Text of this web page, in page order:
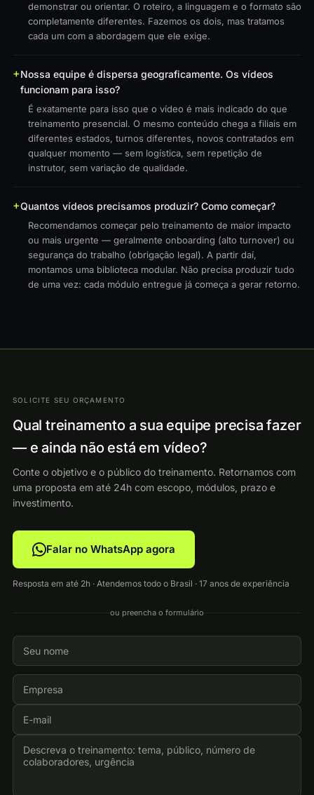
demonstrar ou orientar. O roteiro, a linguagem e o formato são
completamente diferentes. Fazemos os dois, mas tratamos
cada um com a abordagem que ele exige.
Nossa equipe é dispersa geograficamente. Os vídeos
funcionam para isso?
É exatamente para isso que o vídeo é mais indicado do que
treinamento presencial. O mesmo conteúdo chega a filiais em
diferentes estados, turnos diferentes, novos contratados em
qualquer momento — sem logística, sem repetição de
instrutor, sem variação de qualidade.
Quantos vídeos precisamos produzir? Como começar?
Recomendamos começar pelo treinamento de maior impacto
ou mais urgente — geralmente onboarding (alto turnover) ou
segurança do trabalho (obrigação legal). A partir daí,
montamos uma biblioteca modular. Não precisa produzir tudo
de uma vez: cada módulo entregue já começa a gerar retorno.
SOLICITE SEU ORÇAMENTO
Qual treinamento a sua equipe precisa fazer
— e ainda não está em vídeo?
Conte o objetivo e o público do treinamento. Retornamos com
uma proposta em até 24h com escopo, módulos, prazo e
investimento.
Falar no WhatsApp agora
Resposta em até 2h · Atendemos todo o Brasil · 17 anos de experiência
ou preencha o formulário